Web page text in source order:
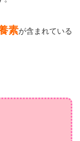
素が含まれている